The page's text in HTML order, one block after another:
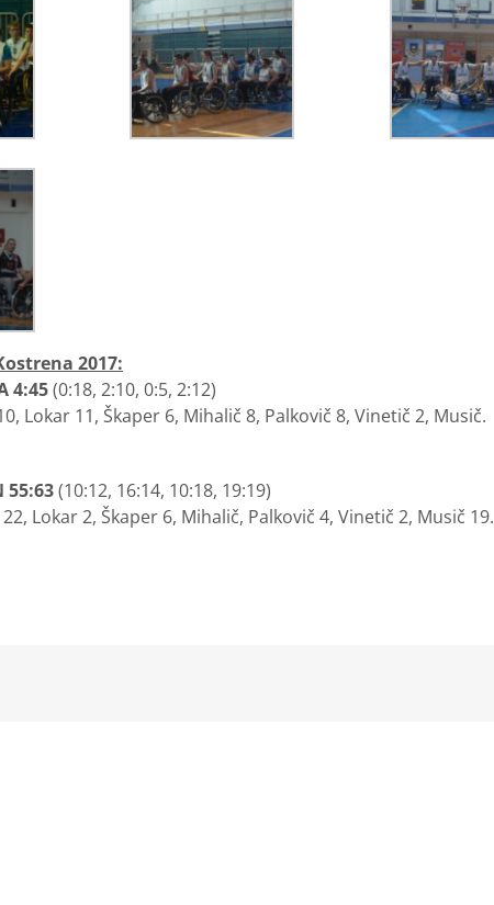
2017:
4:45(0:18, 2:10, 0:5, 2:12)
Lokar 11, Škaper 6, Mihalič 8, Palkovič 8, Vinetič 2, Musič.
55:63(10:12, 16:14, 10:18, 19:19)
Lokar 2, Škaper 6, Mihalič, Palkovič 4, Vinetič 2, Musič 19.